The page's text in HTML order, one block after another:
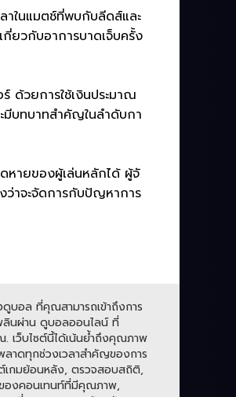
ในแมตช์ที่พบกับลีดส์และ
ยวกับอาการบาดเจ็บครั้ง
ด้วยการใช้เงินประมาณ
มีบทบาทสำคัญในลำดับกา
หายของผู้เล่นหลักได้ ผู้จั
ว่าจะจัดการกับปัญหาการ
บอล ที่คุณสามารถเข้าถึงการ
ลินผ่าน ดูบอลออนไลน์ ที่
เว็บไซต์นี้ได้เน้นย้ำถึงคุณภาพ
าดทุกช่วงเวลาสำคัญของการ
เกมย้อนหลัง, ตรวจสอบสถิติ,
องคอนเทนท์ที่มีคุณภาพ,